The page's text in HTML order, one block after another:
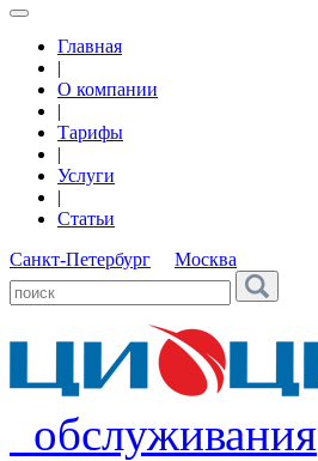
Главная
|
О компании
|
Тарифы
|
Услуги
|
Статьи
Санкт-Петербург
Москва
обслуживания